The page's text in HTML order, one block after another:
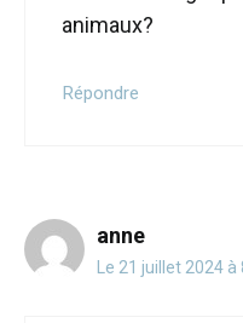
animaux?
Répondre
anne
Le 21 juillet 2024 à